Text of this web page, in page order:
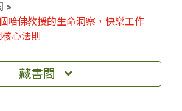
哈佛教授的生命洞察，快樂工作
心法則
藏書閣